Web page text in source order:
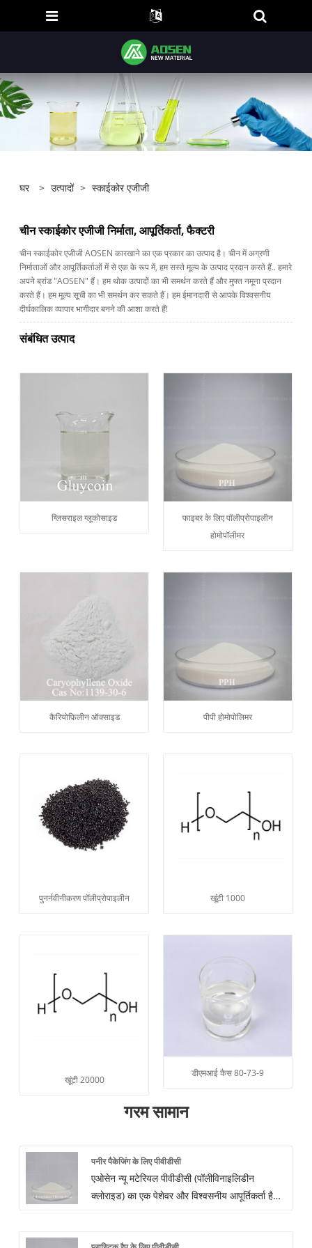
घर > उत्पादों > स्काईकोर एजीजी
चीन स्काईकोर एजीजी निर्माता, आपूर्तिकर्ता, फैक्टरी
चीन स्काईकोर एजीजी AOSEN कारखाने का एक प्रकार का उत्पाद है। चीन में अग्रणी
निर्माताओं और आपूर्तिकर्ताओं में से एक के रूप में, हम सस्ते मूल्य के उत्पाद प्रदान करते हैं.. हमारे
अपने ब्रांड "AOSEN" हैं। हम थोक उत्पादों का भी समर्थन करते हैं और मुफ्त नमूना प्रदान
करते हैं। हम मूल्य सूची का भी समर्थन कर सकते हैं। हम ईमानदारी से आपके विश्वसनीय
दीर्घकालिक व्यापार भागीदार बनने की आशा करते हैं!
संबंधित उत्पाद
ग्लिसराइल ग्लूकोसाइड
फाइबर के लिए पॉलीप्रोपाइलीन
होमोपॉलीमर
कैरियोफ़िलीन ऑक्साइड पीपी होमोपोलिमर
पुनर्नवीनीकरण पॉलीप्रोपाइलीन खूंटी 1000
खूंटी 20000
डीएमआई कैस 80-73-9
गरम सामान
पनीर पैकेजिंग के लिए पीवीडीसी
एओसेन न्यू मटेरियल पीवीडीसी (पॉलीविनाइलिडीन
क्लोराइड) का एक पेशेवर और विश्वसनीय आपूर्तिकर्ता है।